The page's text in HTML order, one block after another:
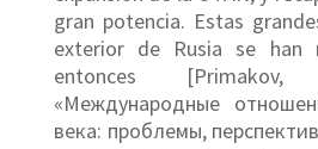
gran potencia. Estas
exterior de Rusia se han
entonces
«Международные
века: проблемы,